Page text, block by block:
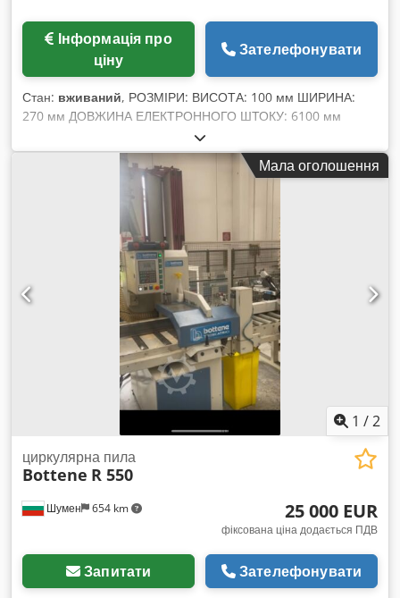
ціну
Зателефонувати
Стан: вживаний, РОЗМІРИ: ВИСОТА: 100 мм ШИРИНА:
270 мм ДОВЖИНА ЕЛЕКТРОННОГО ШТОКУ: 6100 мм
Dcjdpfxjw E Euds Aivok ДВИГУН ДИСКА (ПИЛИ): 4 кВт
Мала оголошення
1 /2
Шумен 654 km
циркулярна пила
Bottene R 550
25 000 EUR
фіксована ціна додається ПДВ
Запитати Зателефонувати